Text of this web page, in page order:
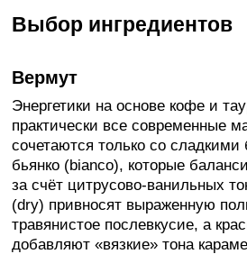
Выбор ингредиентов
Вермут
Энергетики на основе кофе и
практически все современные
сочетаются только со
бьянко (bianco), которые
за счёт цитрусово-ванильных
(dry) привносят выраженную
травянистое послевкусие, а
добавляют «вязкие» тона